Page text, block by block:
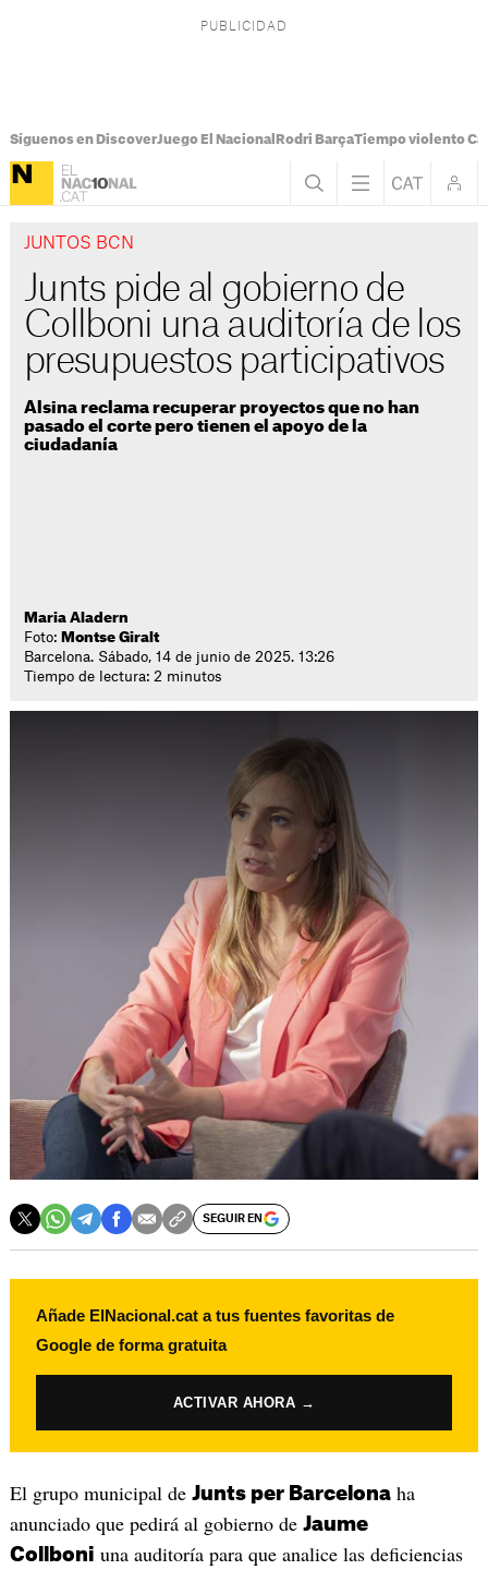
Síguenos en DiscoverJuego El Nacional Rodri BarçaTiempo violento
JUNTOS BCN
Junts pide al gobierno de
Collboni una auditoría de los
presupuestos participativos
Alsina reclama recuperar proyectos que no han
pasado el corte pero tienen el apoyo de la
ciudadanía
Maria Aladern
Foto: Montse Giralt
Barcelona. Sábado, 14 de junio de 2025. 13:26
Tiempo de lectura: 2 minutos
SEGUIR EN
Añade ElNacional.cat a tus fuentes favoritas de
Google de forma gratuita
ACTIVAR AHORA →
El grupo municipal de Junts per Barcelonaha
anunciado que pedirá al gobierno de Jaume
Collboniuna auditoría para que analice las deficiencias